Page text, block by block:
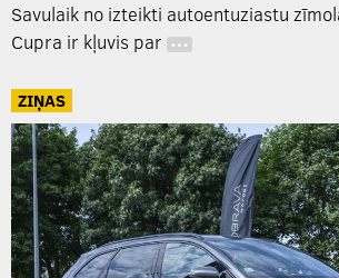
Savulaik no izteikti autoentuziastu
Cupra ir kļuvis par …
ZIŅAS